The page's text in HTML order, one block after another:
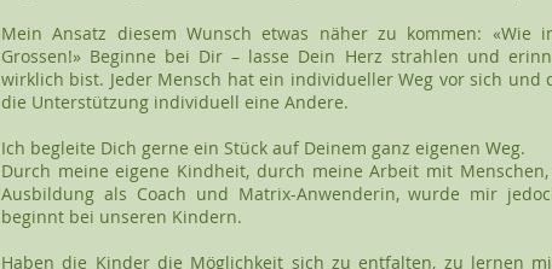
Mein Ansatz diesem Wunsch etwas näher zu kommen: «Wie
Grossen!» Beginne bei Dir – lasse Dein Herz strahlen und
wirklich bist. Jeder Mensch hat ein individueller Weg vor sich und
die Unterstützung individuell eine Andere.
Ich begleite Dich gerne ein Stück auf Deinem ganz eigenen Weg.
Durch meine eigene Kindheit, durch meine Arbeit mit
Ausbildung als Coach und Matrix-Anwenderin, wurde mir
beginnt bei unseren Kindern.
Haben die Kinder die Möglichkeit sich zu entfalten, zu lernen